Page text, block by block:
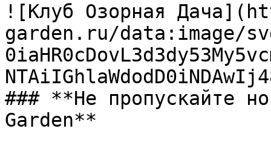
![Клуб Озорная
garden.ru/data:image/
### **Не пропускайте
Garden**